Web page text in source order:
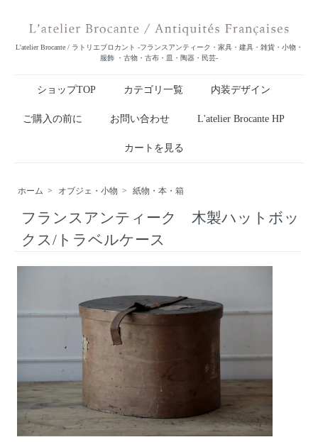
L'atelier Brocante / ラトリエブロカント -フランスアンティーク・家具・建具・雑貨・小物・
服飾 ・古物・古布・皿・陶器・民芸-
ショップTOP カテゴリ一覧 内装デザイン
ご購入の前に お問い合わせ L'atelier Brocante HP
カートを見る
ホーム > オブジェ・小物 > 紙物・本・箱
フランスアンティーク 木製ハットボッ
クス/トラベルケース